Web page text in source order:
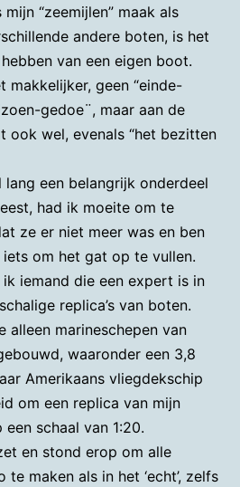
“zeemijlen” maak als
andere boten, is het
van een eigen boot.
makkelijker, geen “einde-
gedoe¨, maar aan de
ook wel, evenals “het bezitten
een belangrijk onderdeel
had ik moeite om te
ze er niet meer was en ben
om het gat op te vullen.
iemand die een expert is in
replica’s van boten.
alleen marineschepen van
waaronder een 3,8
Amerikaans vliegdekschip
om een replica van mijn
schaal van 1:20.
en stond erop om alle
maken als in het ‘echt’, zelfs